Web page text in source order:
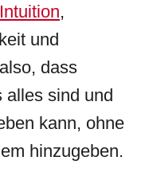
Intuition,
und
dass
alles sind und
kann, ohne
hinzugeben.